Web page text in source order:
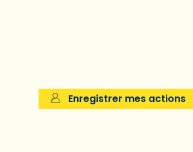
Enregistrer mes actions